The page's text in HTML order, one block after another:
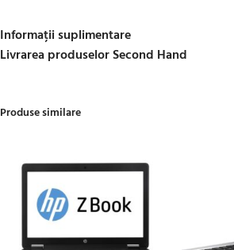
Informații suplimentare
Livrarea produselor Second Hand
Produse similare